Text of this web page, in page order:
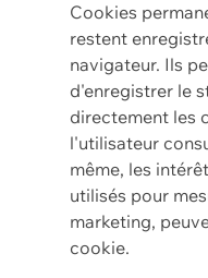
Cookies
restent
navigateur. Ils
d'enregistrer le
directement les
l'utilisateur
même, les
utilisés pour
marketing,
cookie.